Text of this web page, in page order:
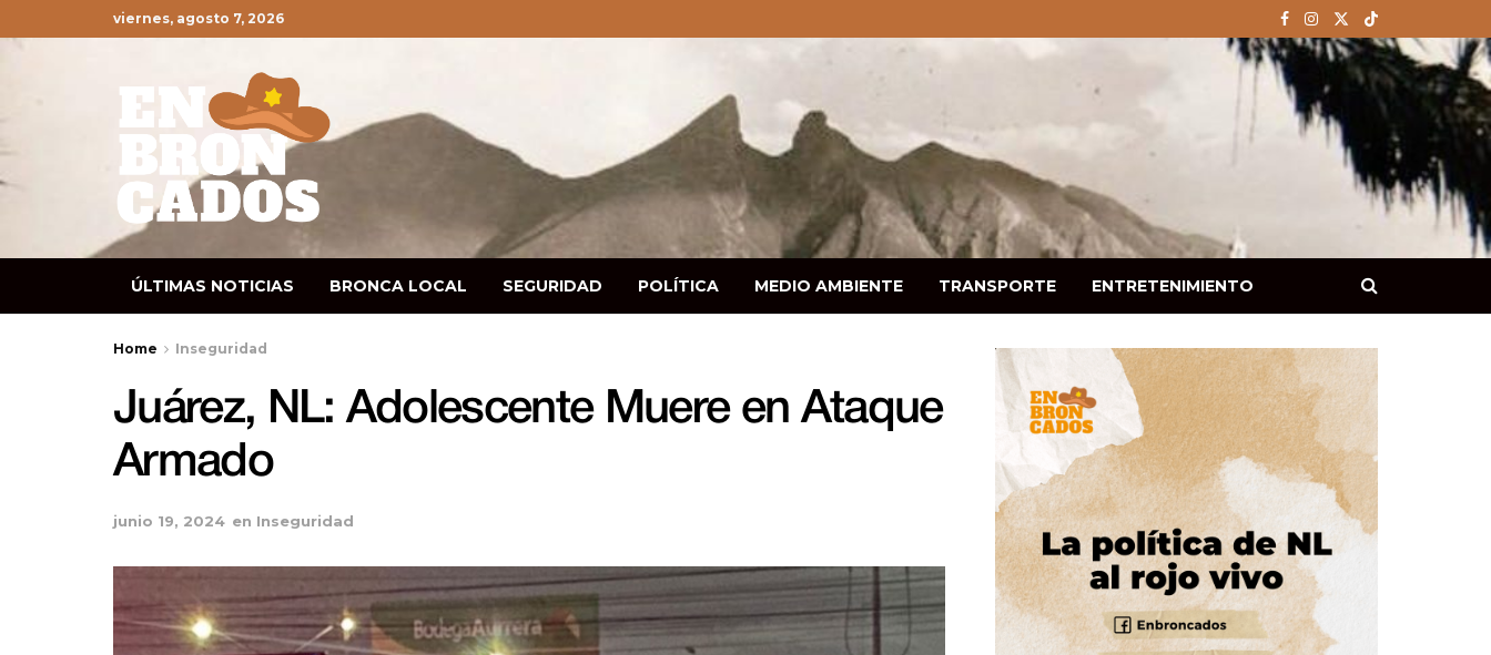
viernes, agosto 7, 2026
ÚLTIMAS NOTICIAS BRONCA LOCAL SEGURIDAD POLÍTICA MEDIO AMBIENTE TRANSPORTE ENTRETENIMIENTO
Home Inseguridad
Juárez, NL: Adolescente Muere en Ataque
Armado
junio 19, 2024 en Inseguridad